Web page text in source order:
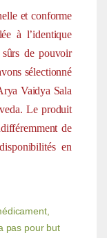
et conforme
à l’identique
sûrs de pouvoir
sélectionné
Vaidya Sala
Le produit
de
en
pas pour but